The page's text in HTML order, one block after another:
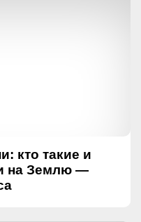
кто такие и
на Землю —